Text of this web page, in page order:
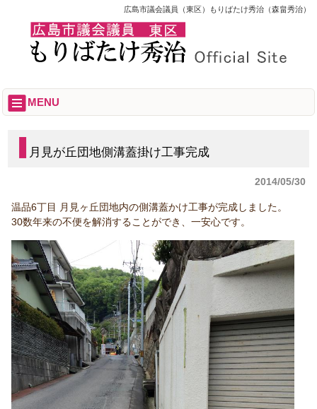
広島市議会議員（東区）もりばたけ秀治（森畠秀治）
MENU
月見が丘団地側溝蓋掛け工事完成
2014/05/30
温品6丁目 月見ヶ丘団地内の側溝蓋かけ工事が完成しました。
30数年来の不便を解消することができ、一安心です。